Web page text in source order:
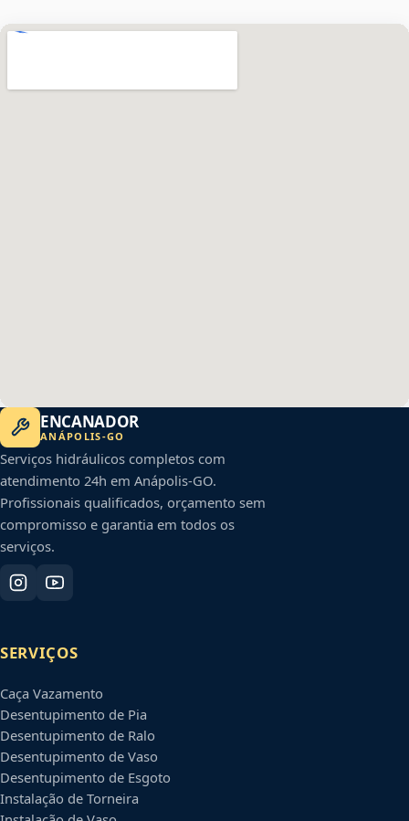
ENCANADOR
ANÁPOLIS-GO
Serviços hidráulicos completos com
atendimento 24h em Anápolis-GO.
Profissionais qualificados, orçamento sem
compromisso e garantia em todos os
serviços.
SERVIÇOS
Caça Vazamento
Desentupimento de Pia
Desentupimento de Ralo
Desentupimento de Vaso
Desentupimento de Esgoto
Instalação de Torneira